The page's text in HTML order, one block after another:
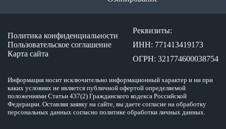
Политика конфиденциальности
Пользовательское соглашение
Карта сайта
Реквизиты:
ИНН: 771413419173
ОГРН: 321774600038754
Информация носит исключительно информационный характер и ни при
каких условиях не является публичной офертой определяемой
положениями Статьи 437(2) Гражданского кодекса Российской
Федерации. Оставляя заявку на сайте, вы даете согласие на обработку
персональных данных согласно политике обработки личных данных.